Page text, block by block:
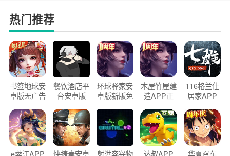
热门推荐
书签地球安
卓版无广告
餐饮酒店平
台安卓版
环球驿家安
卓版新版免
木屋竹屋建
造APP正
116格兰仕
居家APP
e蓉江APP 快捷奏安卓 射洪容兴物 达叔APP 华夏召车